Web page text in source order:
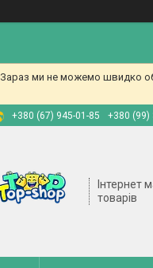
Зараз ми не можемо швидко
+380 (67) 945-01-85 +380 (99)
Інтернет
товарів